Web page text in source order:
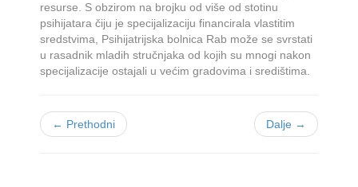
resurse. S obzirom na brojku od više od stotinu
psihijatara čiju je specijalizaciju financirala vlastitim
sredstvima, Psihijatrijska bolnica Rab može se svrstati
u rasadnik mladih stručnjaka od kojih su mnogi nakon
specijalizacije ostajali u većim gradovima i središtima.
← Prethodni Dalje →